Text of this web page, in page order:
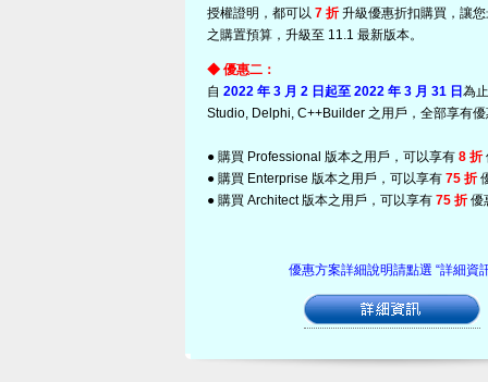
授權證明，都可以 7 折升級優惠折扣購買，讓
之購置預算，升級至 11.1 最新版本。
◆ 優惠二：
自 2022 年 3 月 2 日起至 2022 年 3 月 31 日 為
Studio, Delphi, C++Builder 之用戶，全部享有
● 購買 Professional 版本之用戶，可以享有 8 折
● 購買 Enterprise 版本之用戶，可以享有 75 折
● 購買 Architect 版本之用戶，可以享有 75 折優
優惠方案詳細說明請點選 “詳細資